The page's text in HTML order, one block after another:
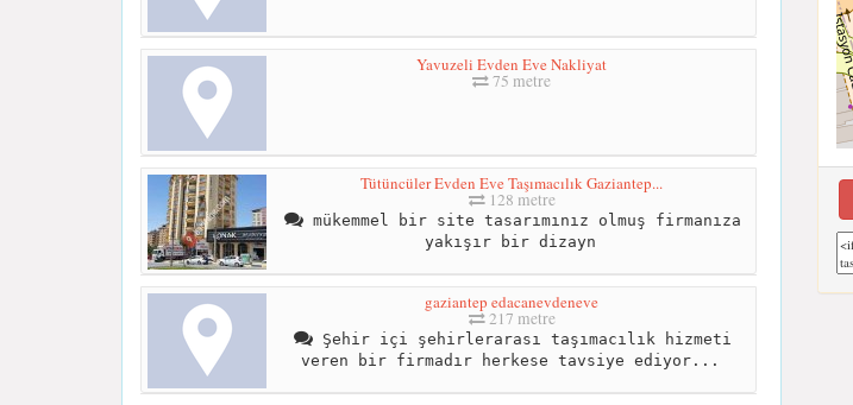
Yavuzeli Evden Eve Nakliyat
75 metre
Tütüncüler Evden Eve Taşımacılık Gaziantep...
128 metre
mükemmel bir site tasarımınız olmuş firmanıza
yakışır bir dizayn
gaziantep edacanevdeneve
217 metre
Şehir içi şehirlerarası taşımacılık hizmeti
veren bir firmadır herkese tavsiye ediyor...